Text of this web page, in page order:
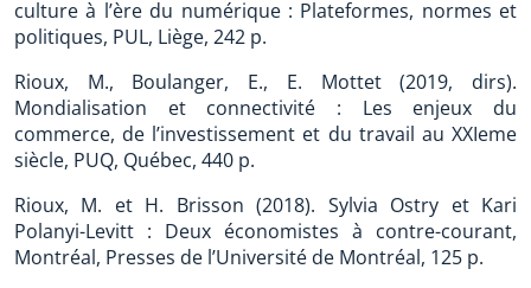
culture à l’ère du numérique : Plateformes, normes et
politiques, PUL, Liège, 242 p.
Rioux, M., Boulanger, E., E. Mottet (2019, dirs).
Mondialisation et connectivité : Les enjeux du
commerce, de l’investissement et du travail au XXIeme
siècle, PUQ, Québec, 440 p.
Rioux, M. et H. Brisson (2018). Sylvia Ostry et Kari
Polanyi-Levitt : Deux économistes à contre-courant,
Montréal, Presses de l’Université de Montréal, 125 p.